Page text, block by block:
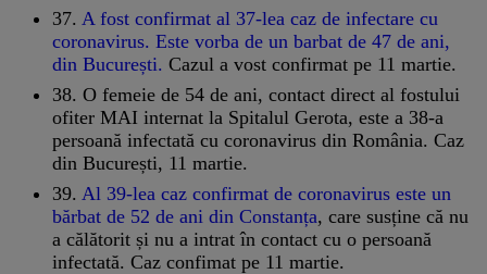
37. A fost confirmat al 37-lea caz de infectare cu
coronavirus. Este vorba de un barbat de 47 de ani,
din București. Cazul a vost confirmat pe 11 martie.
38. O femeie de 54 de ani, contact direct al fostului
ofiter MAI internat la Spitalul Gerota, este a 38-a
persoană infectată cu coronavirus din România. Caz
din București, 11 martie.
39. Al 39-lea caz confirmat de coronavirus este un
bărbat de 52 de ani din Constanța, care susține că nu
a călătorit și nu a intrat în contact cu o persoană
infectată. Caz confimat pe 11 martie.